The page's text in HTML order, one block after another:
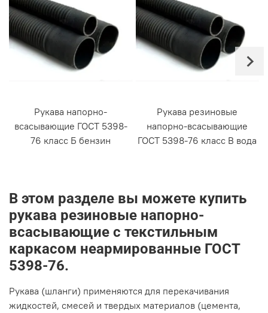
Рукава напорно-
всасывающие ГОСТ 5398-
76 класс Б бензин
Рукава резиновые
напорно-всасывающие
ГОСТ 5398-76 класс В вода
В этом разделе вы можете купить
рукава резиновые напорно-
всасывающие с текстильным
каркасом неармированные ГОСТ
5398-76.
Рукава (шланги) применяются для перекачивания
жидкостей, смесей и твердых материалов (цемента,